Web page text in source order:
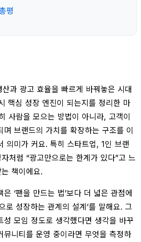
평
과 광고 효율을 빠르게 바꿔놓은 시대
핵심 성장 엔진이 되는지를 정리한 마
사람을 모으는 방법이 아니라, 고객이
며 브랜드의 가치를 확장하는 구조를 이
의미가 커요. 특히 스타트업, 1인 브랜
처럼 “광고만으로는 한계가 있다”고 느
책이에요.
‘팬을 만드는 법’보다 더 넓은 관점에
로 성장하는 관계의 설계’를 말해요. 그
성 모임 정도로 생각했다면 생각을 바꾸
니티를 운영 중이라면 무엇을 측정하